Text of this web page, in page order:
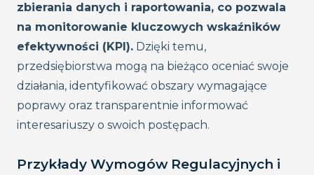
zbierania danych i raportowania, co pozwala
na monitorowanie kluczowych wskaźników
efektywności (KPI). Dzięki temu,
przedsiębiorstwa mogą na bieżąco oceniać swoje
działania, identyfikować obszary wymagające
poprawy oraz transparentnie informować
interesariuszy o swoich postępach.
Przykłady Wymogów Regulacyjnych i